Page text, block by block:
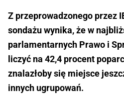
Z przeprowadzonego przez
sondażu wynika, że w
parlamentarnych Prawo i
liczyć na 42,4 procent
znalazłoby się miejsce
innych ugrupowań.